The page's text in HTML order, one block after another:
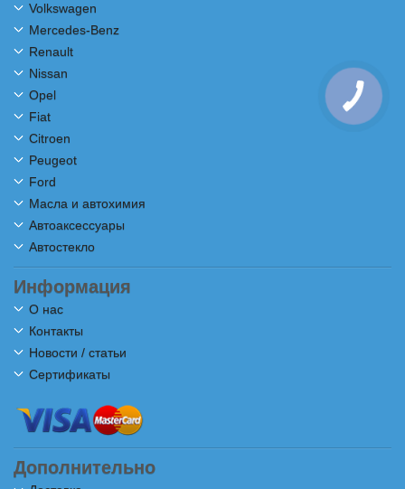
Volkswagen
Mercedes-Benz
Renault
Nissan
Opel
Fiat
Citroen
Peugeot
Ford
Масла и автохимия
Автоаксессуары
Автостекло
Информация
О нас
Контакты
Новости / статьи
Сертификаты
Дополнительно